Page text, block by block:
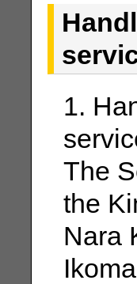
1.
The
the
Nara